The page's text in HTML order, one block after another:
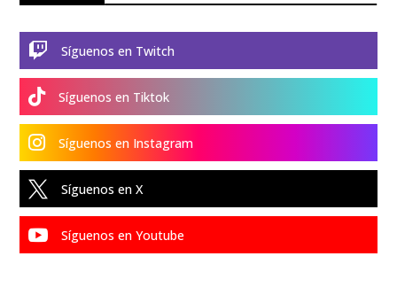
 Síguenos en Twitch
 Síguenos en Tiktok
 Síguenos en Instagram
 Síguenos en X
 Síguenos en Youtube